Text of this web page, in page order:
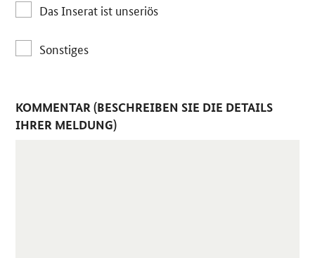
Das Inserat ist unseriös
Sonstiges
KOMMENTAR (BESCHREIBEN SIE DIE DETAILS
IHRER MELDUNG)